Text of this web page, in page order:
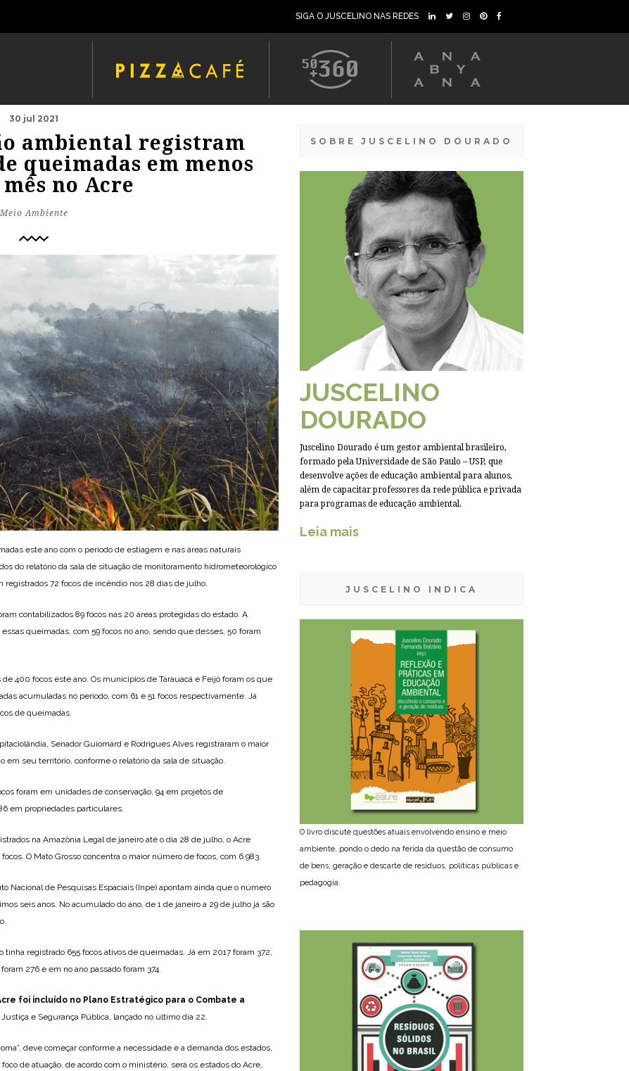
SIGA O JUSCELINO NAS REDES
30 jul 2021
ambiental registram
queimadas em menos
no Acre
Meio Ambiente
este ano com o período de estiagem e nas áreas naturais
do relatório da sala de situação de monitoramento hidrometeorológico
registrados 72 focos de incêndio nos 28 dias de julho.
contabilizados 89 focos nas 20 áreas protegidas do estado. A
queimadas, com 59 focos no ano, sendo que desses, 50 foram
400 focos este ano. Os municípios de Tarauacá e Feijó foram os que
acumuladas no período, com 61 e 51 focos respectivamente. Já
de queimadas.
Senador Guiomard e Rodrigues Alves registraram o maior
em seu território, conforme o relatório da sala de situação.
foram em unidades de conservação, 94 em projetos de
em propriedades particulares.
na Amazônia Legal de janeiro até o dia 28 de julho, o Acre
O Mato Grosso concentra o maior número de focos, com 6.983.
Nacional de Pesquisas Espaciais (Inpe) apontam ainda que o número
seis anos. No acumulado do ano, de 1 de janeiro a 29 de julho já são
tinha registrado 655 focos ativos de queimadas. Já em 2017 foram 372,
276 e em no ano passado foram 374.
foi incluído no Plano Estratégico para o Combate a
e Segurança Pública, lançado no último dia 22.
deve começar conforme a necessidade e a demanda dos estados,
de atuação, de acordo com o ministério, será os estados do Acre,
SOBRE JUSCELINO DOURADO
JUSCELINO
DOURADO
Juscelino Dourado é um gestor ambiental brasileiro,
formado pela Universidade de São Paulo – USP, que
desenvolve ações de educação ambiental para alunos,
além de capacitar professores da rede pública e privada
para programas de educação ambiental.
Leia mais
JUSCELINO INDICA
O livro discute questões atuais envolvendo ensino e meio
ambiente, pondo o dedo na ferida da questão de consumo
de bens, geração e descarte de resíduos, políticas públicas e
pedagogia.